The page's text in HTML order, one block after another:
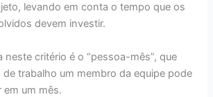
levando em conta o tempo que os
devem investir.
neste critério é o “pessoa-mês”, que
trabalho um membro da equipe pode
em um mês.